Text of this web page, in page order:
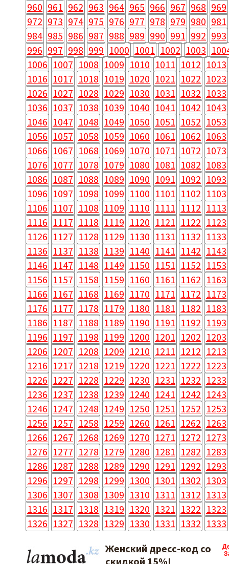
960 961 962 963 964 965 966 967 968 969
972 973 974 975 976 977 978 979 980 981
984 985 986 987 988 989 990 991 992 993
996 997 998 999 1000 1001 1002 1003
1006 1007 1008 1009 1010 1011 1012 1013
1016 1017 1018 1019 1020 1021 1022 1023
1026 1027 1028 1029 1030 1031 1032 1033
1036 1037 1038 1039 1040 1041 1042 1043
1046 1047 1048 1049 1050 1051 1052 1053
1056 1057 1058 1059 1060 1061 1062 1063
1066 1067 1068 1069 1070 1071 1072 1073
1076 1077 1078 1079 1080 1081 1082 1083
1086 1087 1088 1089 1090 1091 1092 1093
1096 1097 1098 1099 1100 1101 1102 1103
1106 1107 1108 1109 1110 1111 1112 1113
1116 1117 1118 1119 1120 1121 1122 1123
1126 1127 1128 1129 1130 1131 1132 1133
1136 1137 1138 1139 1140 1141 1142 1143
1146 1147 1148 1149 1150 1151 1152 1153
1156 1157 1158 1159 1160 1161 1162 1163
1166 1167 1168 1169 1170 1171 1172 1173
1176 1177 1178 1179 1180 1181 1182 1183
1186 1187 1188 1189 1190 1191 1192 1193
1196 1197 1198 1199 1200 1201 1202 1203
1206 1207 1208 1209 1210 1211 1212 1213
1216 1217 1218 1219 1220 1221 1222 1223
1226 1227 1228 1229 1230 1231 1232 1233
1236 1237 1238 1239 1240 1241 1242 1243
1246 1247 1248 1249 1250 1251 1252 1253
1256 1257 1258 1259 1260 1261 1262 1263
1266 1267 1268 1269 1270 1271 1272 1273
1276 1277 1278 1279 1280 1281 1282 1283
1286 1287 1288 1289 1290 1291 1292 1293
1296 1297 1298 1299 1300 1301 1302 1303
1306 1307 1308 1309 1310 1311 1312 1313
1316 1317 1318 1319 1320 1321 1322 1323
1326 1327 1328 1329 1330 1331 1332 1333
Женский дресс-код со
скидкой 15%!